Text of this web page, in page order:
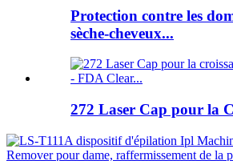
Protection contre les
sèche-cheveux...
272 Laser Cap pour la